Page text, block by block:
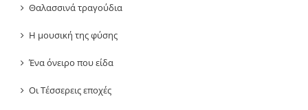
Θαλασσινά τραγούδια
Η μουσική της φύσης
Ένα όνειρο που είδα
Οι Τέσσερεις εποχές